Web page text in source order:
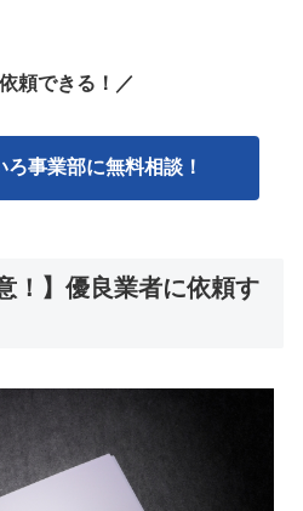
頼できる！／
事業部に無料相談！
！】優良業者に依頼す